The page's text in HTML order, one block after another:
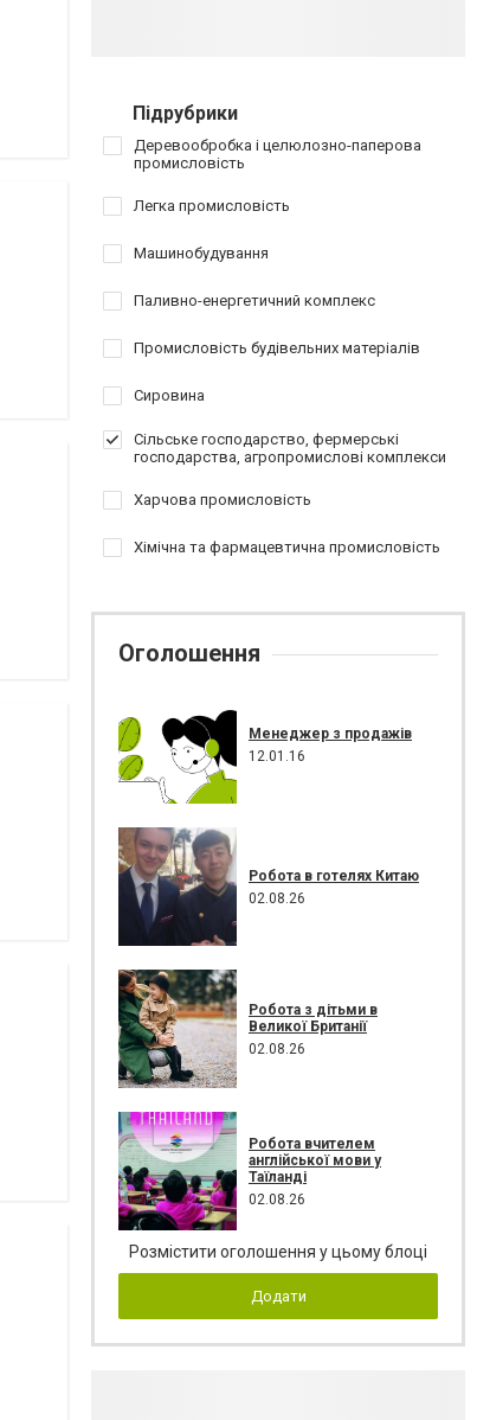
Підрубрики
Деревообробка і целюлозно-паперова
промисловість
Легка промисловість
Машинобудування
Паливно-енергетичний комплекс
Промисловість будівельних матеріалів
Сировина
Сільське господарство, фермерські
господарства, агропромислові комплекси
Харчова промисловість
Хімічна та фармацевтична промисловість
Оголошення
Менеджер з продажів
12.01.16
Робота в готелях Китаю
02.08.26
Робота з дітьми в
Великої Британії
02.08.26
Робота вчителем
англійської мови у
Таїланді
02.08.26
Розмістити оголошення у цьому блоці
Додати